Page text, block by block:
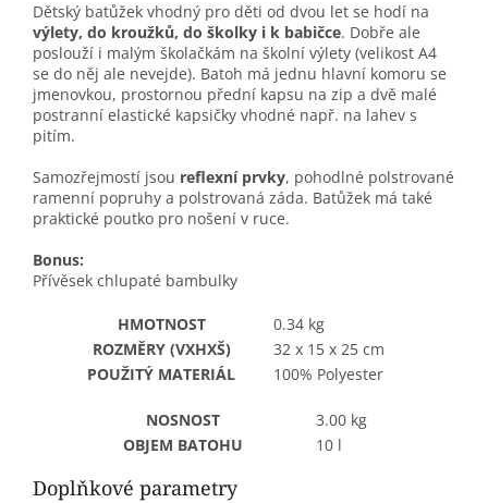
Dětský batůžek vhodný pro děti od dvou let se hodí na
výlety, do kroužků, do školky i k babičce. Dobře ale
poslouží i malým školačkám na školní výlety (velikost A4
se do něj ale nevejde). Batoh má jednu hlavní komoru se
jmenovkou, prostornou přední kapsu na zip a dvě malé
postranní elastické kapsičky vhodné např. na lahev s
pitím.
Samozřejmostí jsou reflexní prvky, pohodlné polstrované
ramenní popruhy a polstrovaná záda. Batůžek má také
praktické poutko pro nošení v ruce.
Bonus:
Přívěsek chlupaté bambulky
HMOTNOST
0.34 kg
ROZMĚRY (VXHXŠ)
32 x 15 x 25 cm
POUŽITÝ MATERIÁL
100% Polyester
NOSNOST
3.00 kg
OBJEM BATOHU
10 l
Doplňkové parametry